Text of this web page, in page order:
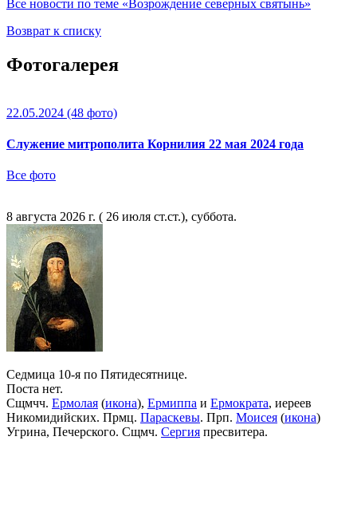
Все новости по теме «Возрождение северных святынь»
Возврат к списку
Фотогалерея
22.05.2024 (48 фото)
Служение митрополита Корнилия 22 мая 2024 года
Все фото
8 августа 2026 г. ( 26 июля ст.ст.), суббота.
Седмица 10-я по Пятидесятнице.
Поста нет.
Сщмчч. Ермолая (икона), Ермиппа и Ермократа, иереев
Никомидийских. Прмц. Параскевы. Прп. Моисея (икона)
Угрина, Печерского. Сщмч. Сергия пресвитера.